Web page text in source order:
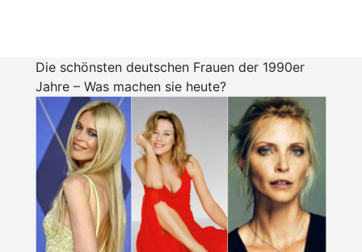
Die schönsten deutschen Frauen der 1990er
Jahre – Was machen sie heute?